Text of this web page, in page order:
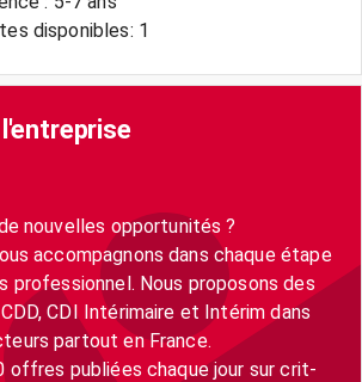
disponibles: 1
nouvelles opportunités ?
accompagnons dans chaque étape
professionnel. Nous proposons des
CDI Intérimaire et Intérim dans
partout en France.
offres publiées chaque jour sur crit-